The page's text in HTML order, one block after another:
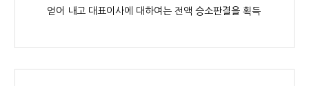
얻어 내고 대표이사에 대하여는 전액 승소판결을 획득